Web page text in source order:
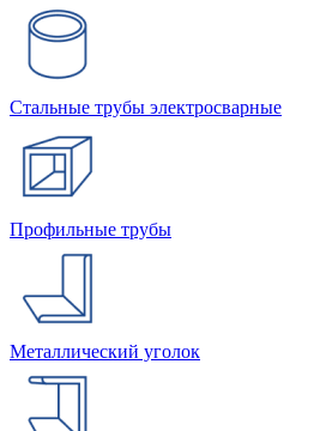
Стальные трубы электросварные
Профильные трубы
Металлический уголок